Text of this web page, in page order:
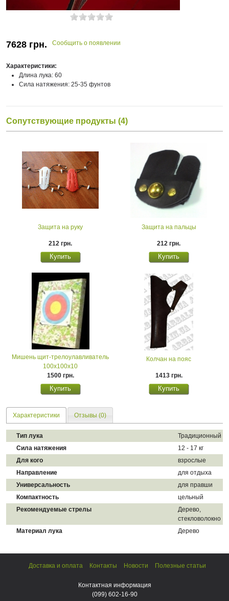
7628 грн. Сообщить о появлении
Характеристики:
Длина лука: 60
Сила натяжения: 25-35 фунтов
Сопутствующие продукты (4)
Защита на руку
212 грн.
Защита на пальцы
212 грн.
Мишень щит-трелоулавливатель
100х100х10
1500 грн.
Колчан на пояс
1413 грн.
Характеристики Отзывы (0)
Тип лука
Традиционный
Сила натяжения
12 - 17 кг
Для кого
взрослые
Направление
для отдыха
Универсальность
для правши
Компактность
цельный
Рекомендуемые стрелы
Дерево,
стекловолокно
Материал лука
Дерево
Доставка и оплата Контакты Новости Полезные статьи
Контактная информация
(099) 602-16-90